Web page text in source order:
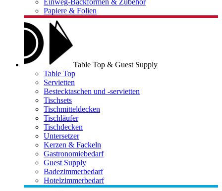
Einweg-Backformen & Zubehör
Papiere & Folien
Table Top & Guest Supply
Table Top
Servietten
Bestecktaschen und -servietten
Tischsets
Tischmitteldecken
Tischläufer
Tischdecken
Untersetzer
Kerzen & Fackeln
Gastronomiebedarf
Guest Supply
Badezimmerbedarf
Hotelzimmerbedarf